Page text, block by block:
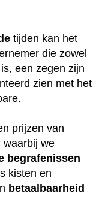
tijden kan het
die zowel
is, een zegen zijn
zien met het
prijzen van
waarbij we
begrafenissen
kisten en
betaalbaarheid